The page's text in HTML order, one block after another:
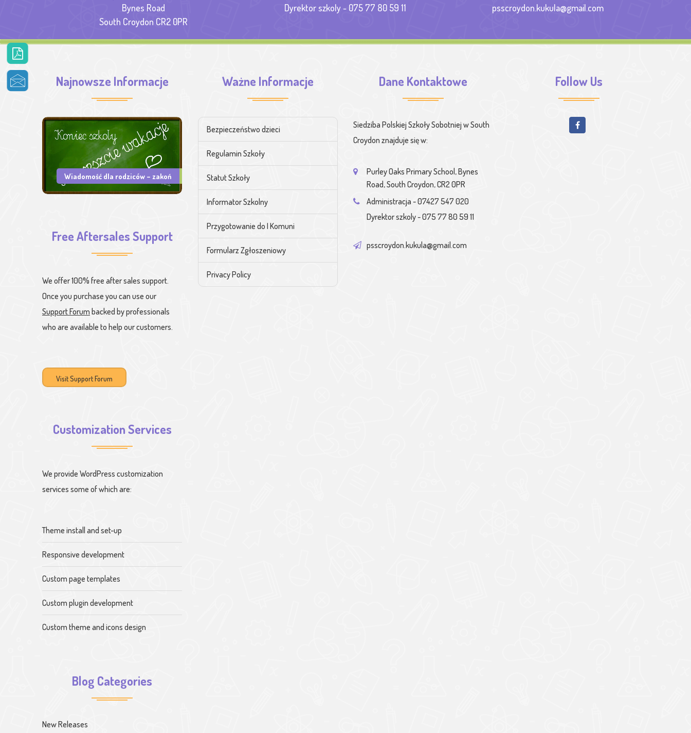
Bynes Road
South Croydon CR2 0PR
Dyrektor szkoly - 075 77 80 59 11
psscroydon.kukula@gmail.com
Najnowsze Informacje
Wiadomość dla rodziców – zakoń
Free Aftersales Support
We offer 100% free after sales support.
Once you purchase you can use our
Support Forum backed by professionals
who are available to help our customers.
Visit Support Forum
Customization Services
We provide WordPress customization
services some of which are:
Theme install and set-up
Responsive development
Custom page templates
Custom plugin development
Custom theme and icons design
Blog Categories
New Releases
Ważne Informacje
Bezpieczeństwo dzieci
Regulamin Szkoły
Statut Szkoły
Informator Szkolny
Przygotowanie do I Komuni
Formularz Zgłoszeniowy
Privacy Policy
Dane Kontaktowe
Siedziba Polskiej Szkoły Sobotniej w South
Croydon znajduje się w:
Purley Oaks Primary School, Bynes
Road, South Croydon, CR2 0PR
Administracja - 07427 547 020
Dyrektor szkoly - 075 77 80 59 11
psscroydon.kukula@gmail.com
Follow Us